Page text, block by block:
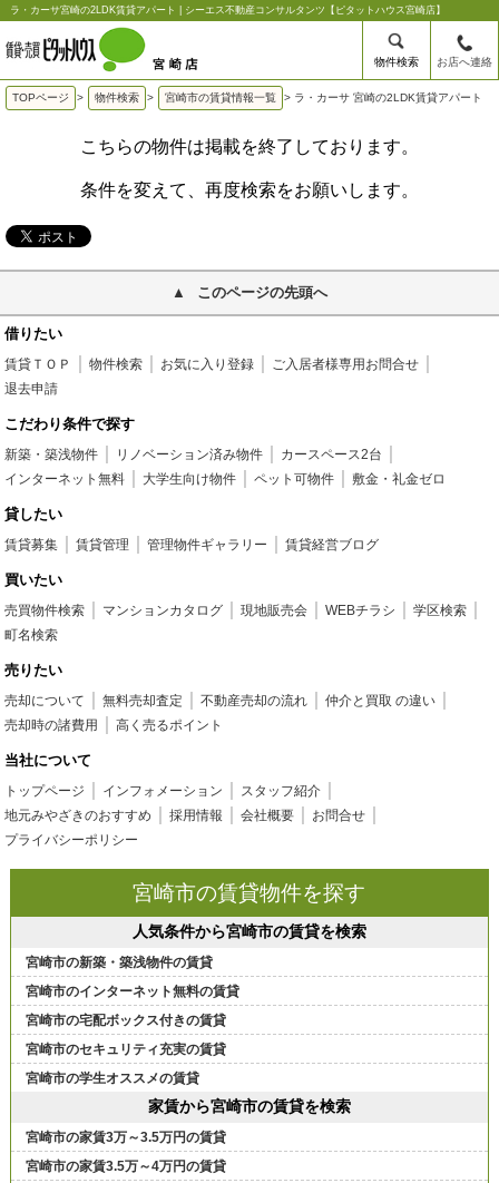
ラ・カーサ宮崎の2LDK賃貸アパート | シーエス不動産コンサルタンツ【ピタットハウス宮崎店】
物件検索 お店へ連絡
TOPページ > 物件検索 > 宮崎市の賃貸情報一覧 > ラ・カーサ 宮崎の2LDK賃貸アパート
こちらの物件は掲載を終了しております。
条件を変えて、再度検索をお願いします。
このページの先頭へ
借りたい
賃貸ＴＯＰ 物件検索 お気に入り登録
ご入居者様専用お問合せ
退去申請
こだわり条件で探す
新築・築浅物件 リノベーション済み物件
カースペース2台
インターネット無料
大学生向け物件 ペット可物件 敷金・礼金ゼロ
貸したい
賃貸募集 賃貸管理 管理物件ギャラリー 賃貸経営ブログ
買いたい
売買物件検索 マンションカタログ 現地販売会 WEBチラシ
学区検索
町名検索
売りたい
売却について 無料売却査定 不動産売却の流れ
仲介と買取 の違い
売却時の諸費用
高く売るポイント
当社について
トップページ インフォメーション
スタッフ紹介
地元みやざきのおすすめ
採用情報 会社概要
お問合せ
プライバシーポリシー
宮崎市の賃貸物件を探す
人気条件から宮崎市の賃貸を検索
宮崎市の新築・築浅物件の賃貸
宮崎市のインターネット無料の賃貸
宮崎市の宅配ボックス付きの賃貸
宮崎市のセキュリティ充実の賃貸
宮崎市の学生オススメの賃貸
家賃から宮崎市の賃貸を検索
宮崎市の家賃3万～3.5万円の賃貸
宮崎市の家賃3.5万～4万円の賃貸